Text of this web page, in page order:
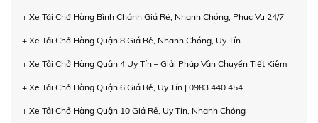
+ Xe Tải Chở Hàng Bình Chánh Giá Rẻ, Nhanh Chóng, Phục Vụ 24/7
+ Xe Tải Chở Hàng Quận 8 Giá Rẻ, Nhanh Chóng, Uy Tín
+ Xe Tải Chở Hàng Quận 4 Uy Tín – Giải Pháp Vận Chuyển Tiết Kiệm
+ Xe Tải Chở Hàng Quận 6 Giá Rẻ, Uy Tín | 0983 440 454
+ Xe Tải Chở Hàng Quận 10 Giá Rẻ, Uy Tín, Nhanh Chóng